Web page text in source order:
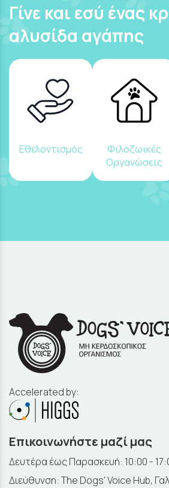
Γίνε και εσύ ένας
αλυσίδα αγάπης
Εθελοντισμός
Φιλοζωικές
Οργανώσεις
Accelerated by:
Επικοινωνήστε μαζί μας
Δευτέρα έως Παρασκευή: 10:00 -
Διεύθυνση: The Dogs' Voice Hub,